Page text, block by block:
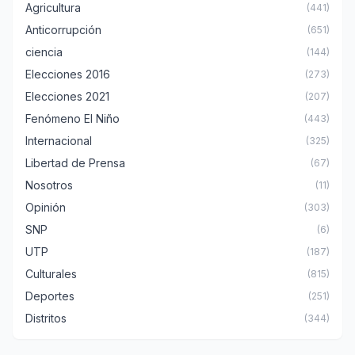
Agricultura (441)
Anticorrupción (651)
ciencia (144)
Elecciones 2016 (273)
Elecciones 2021 (207)
Fenómeno El Niño (443)
Internacional (325)
Libertad de Prensa (67)
Nosotros (11)
Opinión (303)
SNP (6)
UTP (187)
Culturales (815)
Deportes (251)
Distritos (344)